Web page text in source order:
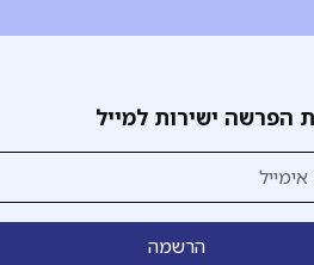
הפרשה ישירות למייל